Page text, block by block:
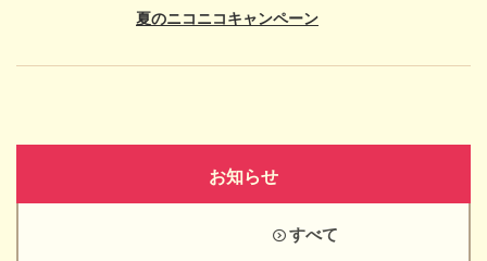
お知らせ
すべて
夏のニコニコキャンペーン